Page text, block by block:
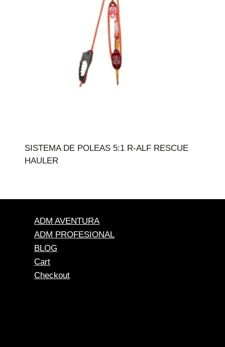
SISTEMA DE POLEAS 5:1 R-ALF RESCUE
HAULER
ADM AVENTURA
ADM PROFESIONAL
BLOG
Cart
Checkout